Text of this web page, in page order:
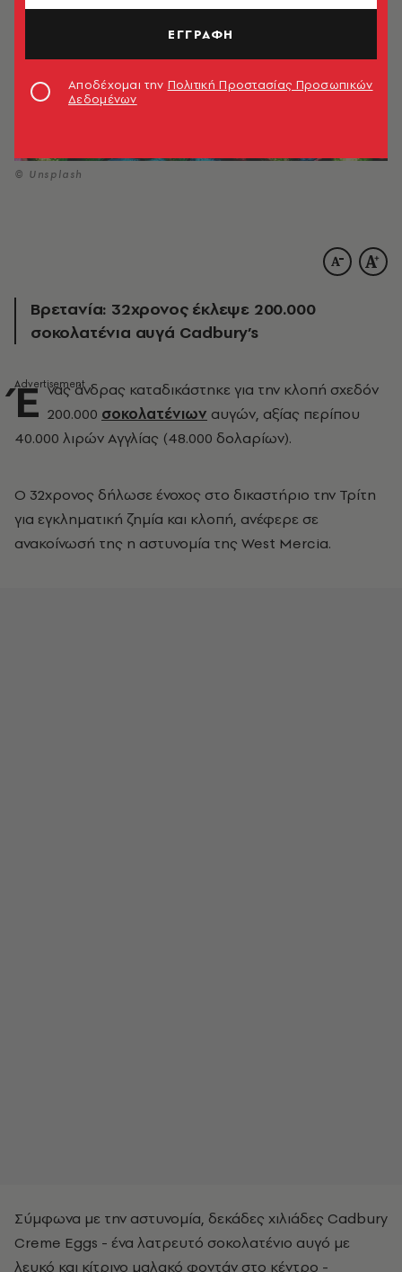
© Unsplash
Βρετανία: 32χρονος έκλεψε 200.000
σοκολατένια αυγά Cadbury’s
Έ νας άνδρας καταδικάστηκε για την κλοπή σχεδόν
200.000 σοκολατένιων αυγών, αξίας περίπου
40.000 λιρών Αγγλίας (48.000 δολαρίων).
Ο 32χρονος δήλωσε ένοχος στο δικαστήριο την Τρίτη
για εγκληματική ζημία και κλοπή, ανέφερε σε
ανακοίνωσή της η αστυνομία της West Mercia.
Σύμφωνα με την αστυνομία, δεκάδες χιλιάδες Cadbury
Creme Eggs - ένα λατρευτό σοκολατένιο αυγό με
λευκό και κίτρινο μαλακό φοντάν στο κέντρο -
ΕΓΓΡΑΦΗ
Αποδέχομαι την Πολιτική Προστασίας Προσωπικών
Δεδομένων